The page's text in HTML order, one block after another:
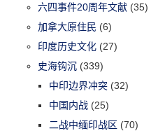
六四事件20周年文献 (35)
加拿大原住民 (6)
印度历史文化 (27)
史海钩沉 (339)
中印边界冲突 (32)
中国内战 (25)
二战中缅印战区 (70)